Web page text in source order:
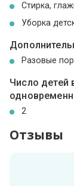
Стирка,
Уборка
Разовые
Число детей
2
Отзывы